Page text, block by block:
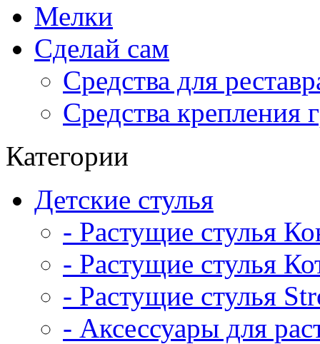
Мелки
Сделай сам
Средства для
Средства крепления
Категории
Детские стулья
- Растущие стулья
- Растущие стулья
- Растущие стулья
- Аксессуары для